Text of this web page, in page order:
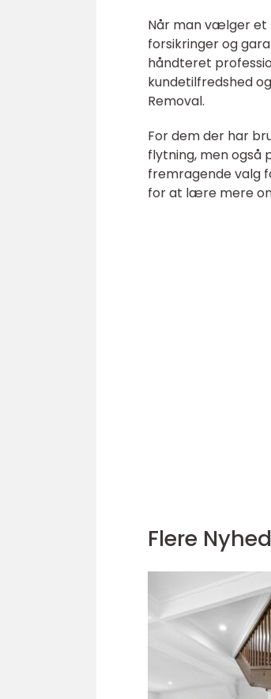
Når man vælger et
forsikringer og
håndteret
kundetilfredshed
Removal.
For dem der har
flytning, men også
fremragende valg
for at lære mere
Flere